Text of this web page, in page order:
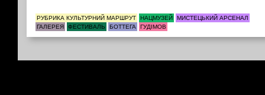
РУБРИКА КУЛЬТУРНИЙ МАРШРУТ НАЦМУЗЕЙ
МИСТЕЦЬКИЙ АРСЕНАЛ
ГАЛЕРЕЯ
ФЕСТИВАЛЬ БОТТЕГА ГУДІМОВ